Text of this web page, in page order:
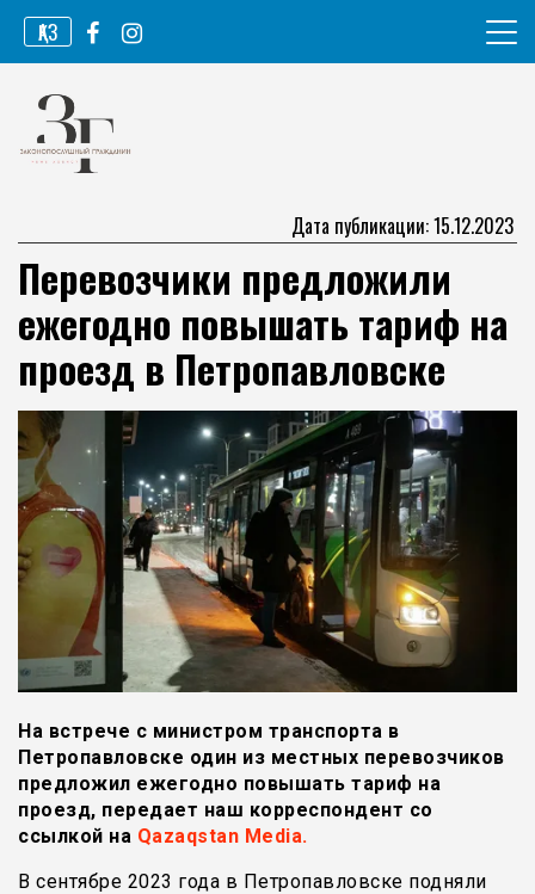
Перейти
содержимому
ҚАЗ
Законопослушный гражданин
Дата публикации: 15.12.2023
Перевозчики предложили
ежегодно повышать тариф на
проезд в Петропавловске
На встрече с министром транспорта в
Петропавловске один из местных перевозчиков
предложил ежегодно повышать тариф на
проезд, передает наш корреспондент со
ссылкой на Qazaqstan Media.
В сентябре 2023 года в Петропавловске подняли